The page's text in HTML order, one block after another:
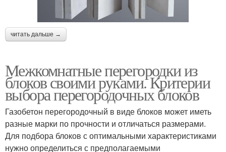
читать дальше →
Межкомнатные перегородки из
блоков своими руками. Критерии
выбора перегородочных блоков
Газобетон перегородочный в виде блоков может иметь
разные марки по прочности и отличаться размерами.
Для подбора блоков с оптимальными характеристиками
нужно определиться с предполагаемыми